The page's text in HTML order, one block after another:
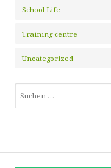
School Life
Training centre
Uncategorized